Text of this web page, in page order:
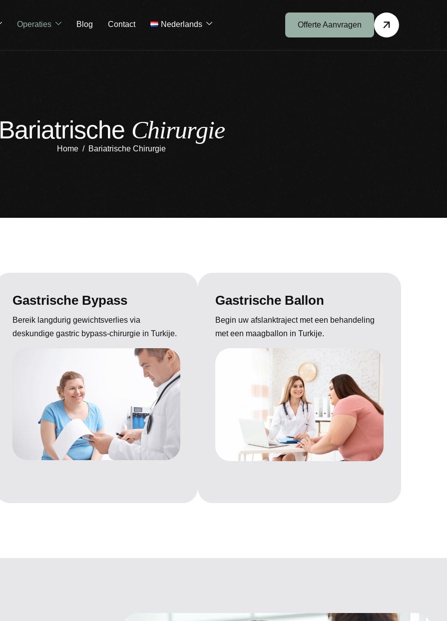
Operaties Blog Contact Nederlands Offerte Aanvragen
Bariatrische Chirurgie
Home Bariatrische Chirurgie
Gastrische Bypass
Bereik langdurig gewichtsverlies via
deskundige gastric bypass-chirurgie in Turkije.
Gastrische Ballon
Begin uw afslanktraject met een behandeling
met een maagballon in Turkije.